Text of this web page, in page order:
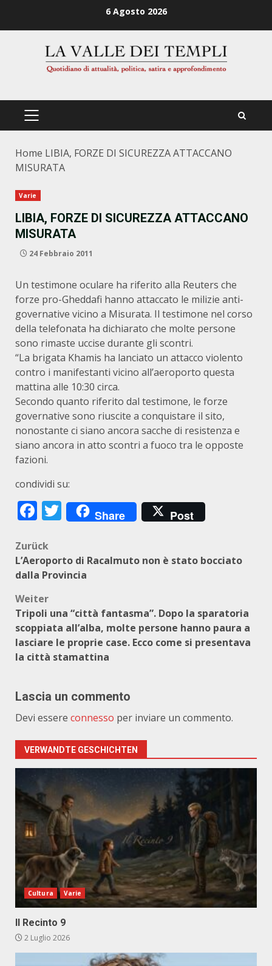
6 Agosto 2026
PRIMÄRES
Home LIBIA, FORZE DI SICUREZZA ATTACCANO
MISURATA
Varie
LIBIA, FORZE DI SICUREZZA ATTACCANO
MISURATA
24 Febbraio 2011
Un testimone oculare ha riferito alla Reuters che
forze pro-Gheddafi hanno attaccato le milizie anti-
governative vicino a Misurata. Il testimone nel corso
della telefonata ha dichiarato che molte persone
sono rimaste uccise durante gli scontri.
“La brigata Khamis ha lanciato un attacco violento
contro i manifestanti vicino all’aeroporto questa
mattina alle 10:30 circa.
Secondo quanto riferito dal testimone, le forze
governative sono riuscite a conquistare il sito,
nonostante ci siano ancora sacche di resistenza e
siano ancora in atto scontri a fuoco tra le opposte
fazioni.
condividi su:
Facebook
Twitter
Share Post
Beitragsnavigation
Zurück
L’Aeroporto di Racalmuto non è stato bocciato
dalla Provincia
Weiter
Tripoli una “città fantasma”. Dopo la sparatoria
scoppiata all’alba, molte persone hanno paura a
lasciare le proprie case. Ecco come si presentava
la città stamattina
Lascia un commento
Devi essere connesso per inviare un commento.
VERWANDTE GESCHICHTEN
Cultura Varie
Il Recinto 9
2 Luglio 2026